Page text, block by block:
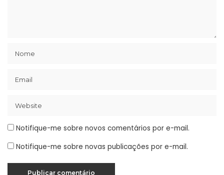
Notifique-me sobre novos comentários por e-mail.
Notifique-me sobre novas publicações por e-mail.